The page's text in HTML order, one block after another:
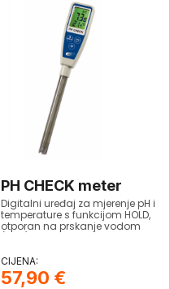
PH CHECK meter
Digitalni uređaj za mjerenje pH i
temperature s funkcijom HOLD,
otporan na prskanje vodom
57,90 €